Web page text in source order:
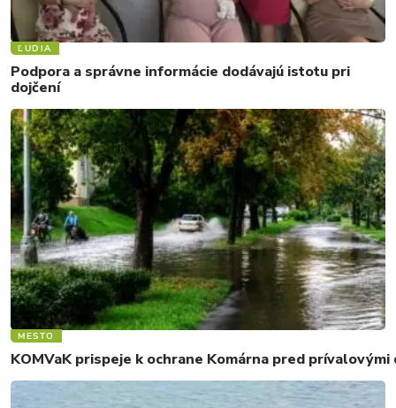
ĽUDIA
Podpora a správne informácie dodávajú istotu pri
dojčení
MESTO
KOMVaK prispeje k ochrane Komárna pred